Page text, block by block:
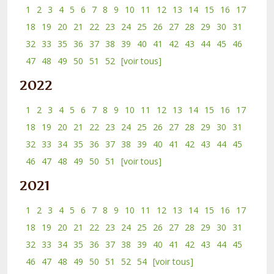
1 2 3 4 5 6 7 8 9 10 11 12 13 14 15 16
17
18
19 20 21 22 23 24 25 26 27 28 29 30
31
32
33 35 36 37 38 39 40 41 42 43 44 45
46
47 48 49 50 51 52 [voir tous]
2022
1 2 3 4 5 6 7 8 9 10 11 12 13 14 15 16
17
18
19 20 21 22 23 24 25 26 27 28 29 30
31
32
33 34 35 36 37 38 39 40 41 42 43 44 45
46
47 48 49 50 51 [voir tous]
2021
1 2 3 4 5 6 7 8 9 10 11 12 13 14 15 16
17
18
19 20 21 22 23 24 25 26 27 28 29 30
31
32
33 34 35 36 37 38 39 40 41 42 43 44 45
46
47 48 49 50 51 52 54 [voir tous]